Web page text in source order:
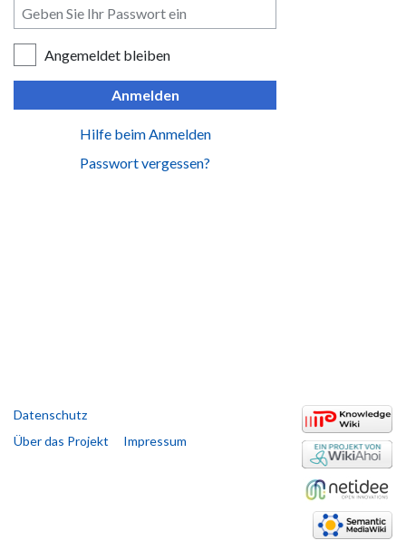
Angemeldet bleiben
Anmelden
Hilfe beim Anmelden
Passwort vergessen?
Datenschutz
Über das Projekt
Impressum